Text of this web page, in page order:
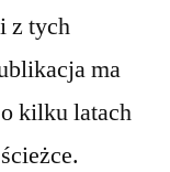
z tych
ma
kilku latach